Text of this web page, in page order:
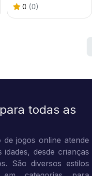
0 (0)
todas as
de jogos online atende
idades, desde crianças
São diversos estilos